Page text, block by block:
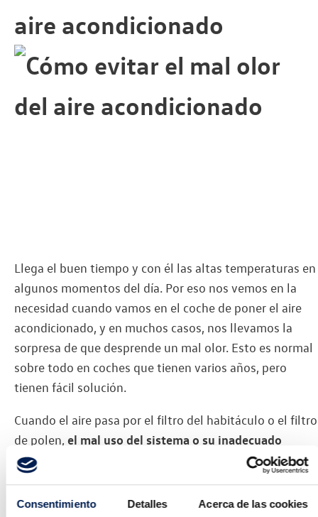
Consentimiento Detalles Acerca de las cookies
aire acondicionado
Llega el buen tiempo y con él las altas temperaturas en
algunos momentos del día. Por eso nos vemos en la
necesidad cuando vamos en el coche de poner el aire
acondicionado, y en muchos casos, nos llevamos la
sorpresa de que desprende un mal olor. Esto es normal
sobre todo en coches que tienen varios años, pero
tienen fácil solución.
Cuando el aire pasa por el filtro del habitáculo o el filtro
de polen, el mal uso del sistema o su inadecuado
mantenimiento
será lo que genere malos olores. Entre
la suciedad, los ácaros y las bacterias que se generan en